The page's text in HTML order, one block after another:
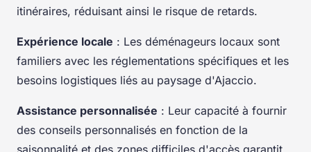
itinéraires, réduisant ainsi le risque de retards.
Expérience locale : Les déménageurs locaux sont
familiers avec les réglementations spécifiques et les
besoins logistiques liés au paysage d'Ajaccio.
Assistance personnalisée : Leur capacité à fournir
des conseils personnalisés en fonction de la